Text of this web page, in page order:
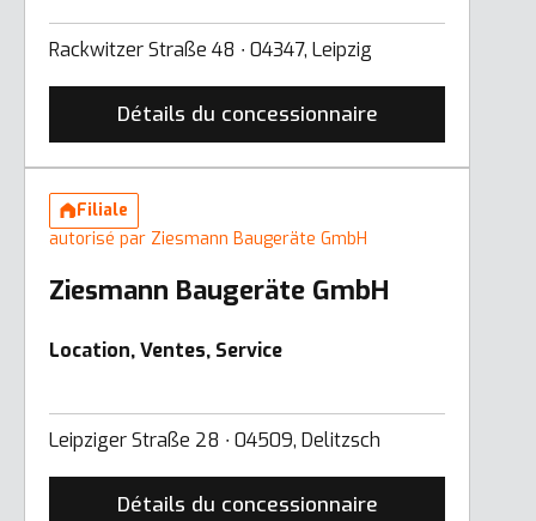
Rackwitzer Straße 48 ∙ 04347, Leipzig
Détails du concessionnaire
Filiale
autorisé par Ziesmann Baugeräte GmbH
Ziesmann Baugeräte GmbH
Location, Ventes, Service
Leipziger Straße 28 ∙ 04509, Delitzsch
Détails du concessionnaire